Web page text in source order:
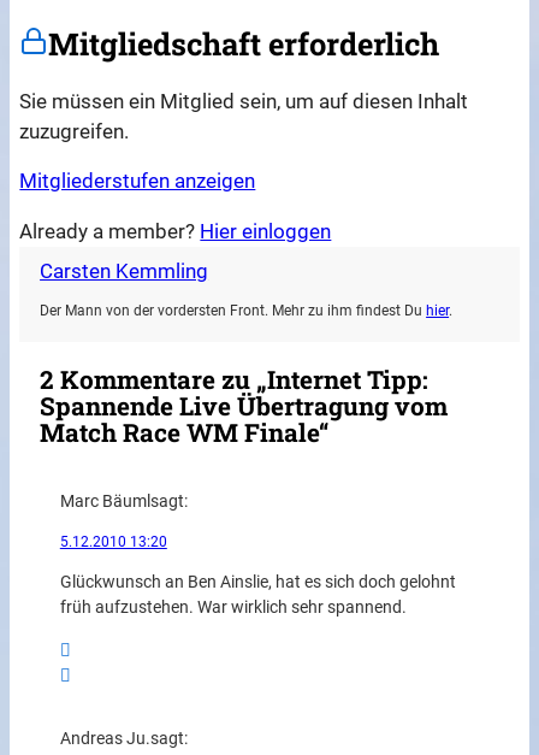
Mitgliedschaft erforderlich
Sie müssen ein Mitglied sein, um auf diesen Inhalt
zuzugreifen.
Mitgliederstufen anzeigen
Already a member? Hier einloggen
Carsten Kemmling
Der Mann von der vordersten Front. Mehr zu ihm findest Du hier.
2 Kommentare zu „Internet Tipp:
Spannende Live Übertragung vom
Match Race WM Finale“
Marc Bäumlsagt:
5.12.2010 13:20
Glückwunsch an Ben Ainslie, hat es sich doch gelohnt
früh aufzustehen. War wirklich sehr spannend.
Andreas Ju.sagt: